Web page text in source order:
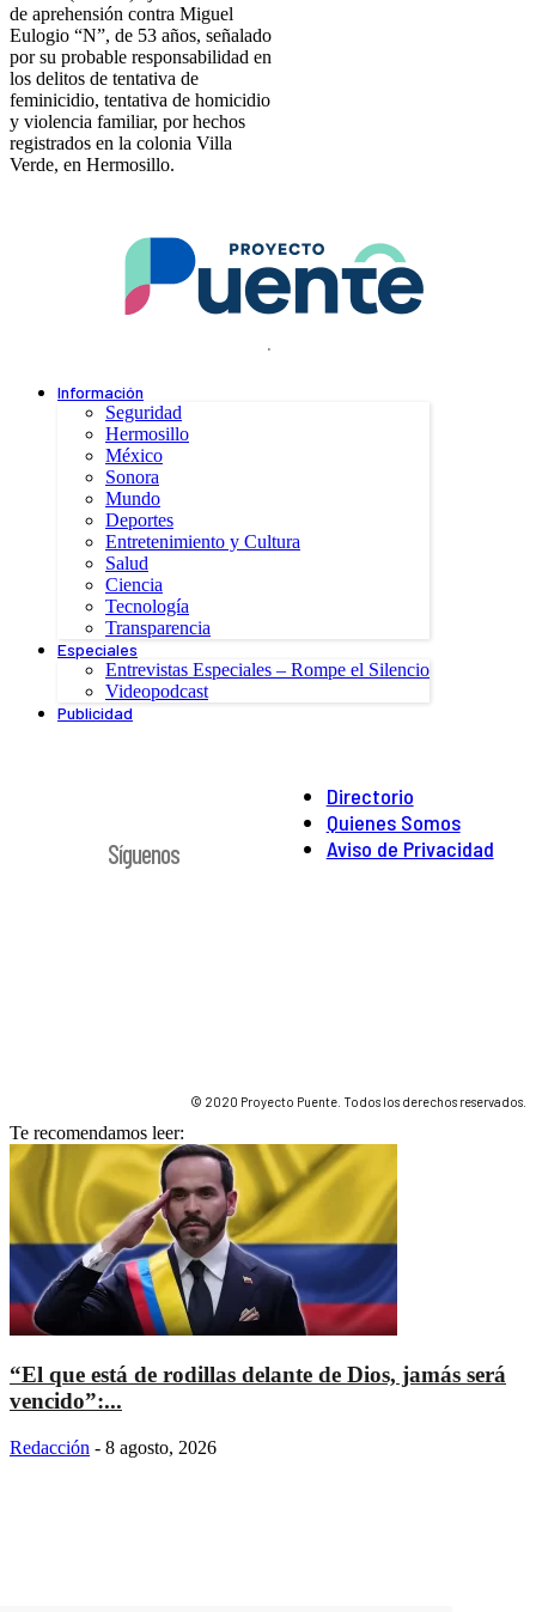
de aprehensión contra Miguel
Eulogio “N”, de 53 años, señalado
por su probable responsabilidad en
los delitos de tentativa de
feminicidio, tentativa de homicidio
y violencia familiar, por hechos
registrados en la colonia Villa
Verde, en Hermosillo.
.
Información
Seguridad
Hermosillo
México
Sonora
Mundo
Deportes
Entretenimiento y Cultura
Salud
Ciencia
Tecnología
Transparencia
Especiales
Entrevistas Especiales – Rompe el Silencio
Videopodcast
Publicidad
Directorio
Quienes Somos
Aviso de Privacidad
Síguenos
© 2020 Proyecto Puente. Todos los derechos reservados.
Te recomendamos leer:
“El que está de rodillas delante de Dios, jamás será
vencido”:...
Redacción - 8 agosto, 2026